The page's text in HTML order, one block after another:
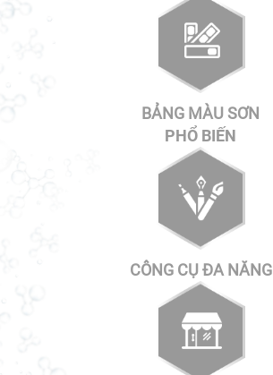
BẢNG MÀU SƠN
PHỔ BIẾN
CÔNG CỤ ĐA NĂNG